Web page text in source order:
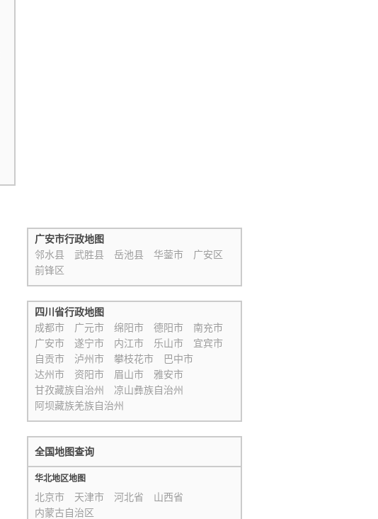
广安市行政地图
邻水县
武胜县 岳池县 华蓥市
广安区
前锋区
四川省行政地图
成都市
广元市 绵阳市 德阳市
南充市
广安市
遂宁市 内江市 乐山市
宜宾市
自贡市
泸州市 攀枝花市
巴中市
达州市
资阳市 眉山市
雅安市
甘孜藏族自治州
凉山彝族自治州
阿坝藏族羌族自治州
全国地图查询
华北地区地图
北京市 天津市 河北省
山西省
内蒙古自治区